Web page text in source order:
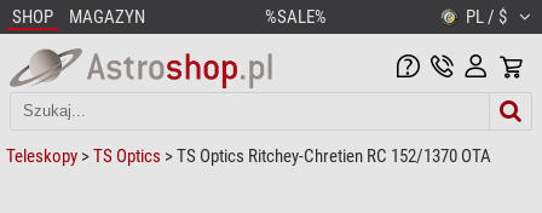
SHOP MAGAZYN %SALE% PL / $
Teleskopy >TS Optics > TS Optics Ritchey-Chretien RC 152/1370 OTA